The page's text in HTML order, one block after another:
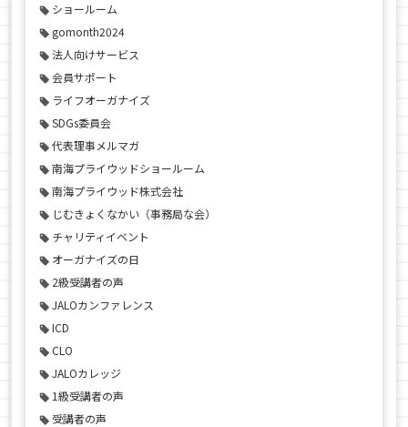
ショールーム
gomonth2024
法人向けサービス
会員サポート
ライフオーガナイズ
SDGs委員会
代表理事メルマガ
南海プライウッドショールーム
南海プライウッド株式会社
じむきょくなかい（事務局な会）
チャリティイベント
オーガナイズの日
2級受講者の声
JALOカンファレンス
ICD
CLO
JALOカレッジ
1級受講者の声
受講者の声